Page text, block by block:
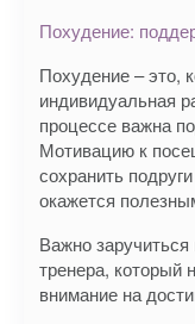
Похудение:
Похудение – это,
индивидуальная
процессе важна
Мотивацию к
сохранить
окажется
Важно
тренера, который
внимание на